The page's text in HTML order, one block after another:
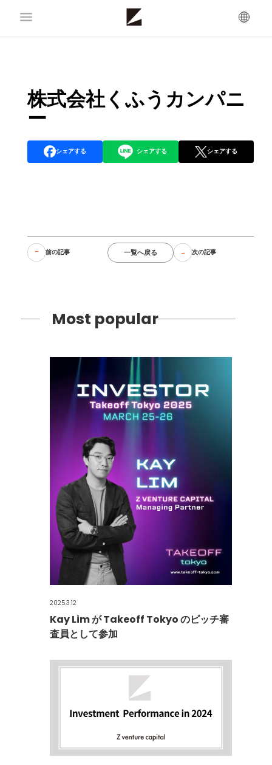
株式会社くふうカンパニ
ー
シェアする シェアする シェアする
前の記事 一覧へ戻る 次の記事
Most popular
2025.3.12
Kay Lim が Takeoff Tokyo のピッチ審
査員として参加